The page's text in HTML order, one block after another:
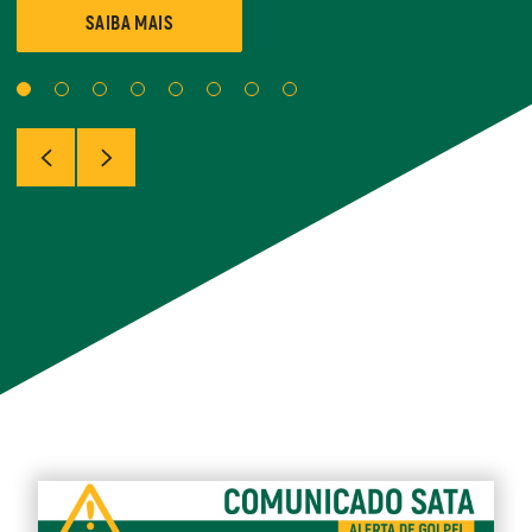
SAIBA MAIS
SAIBA MAIS